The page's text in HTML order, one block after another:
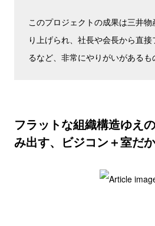
このプロジェクトの成果は三井
り上げられ、社長や会長から直
るなど、非常にやりがいがあるも
フラットな組織構造ゆえ
み出す、ビジコン＋室だ